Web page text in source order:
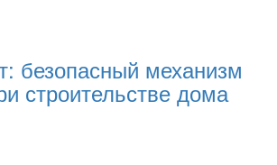
безопасный механизм
строительстве дома